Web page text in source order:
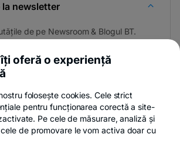
newsletter
de pe Newsroom & Blogul BT.
Politica de confidențialitatePolitica de cookies
oferă o experiență
folosește cookies. Cele strict
pentru funcționarea corectă a site-
Pe cele de măsurare, analiză și
de promovare le vom activa doar cu